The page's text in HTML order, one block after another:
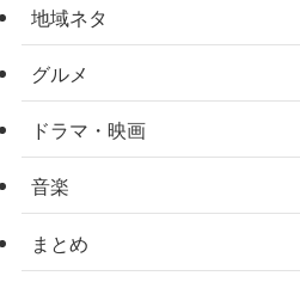
地域ネタ
グルメ
ドラマ・映画
音楽
まとめ